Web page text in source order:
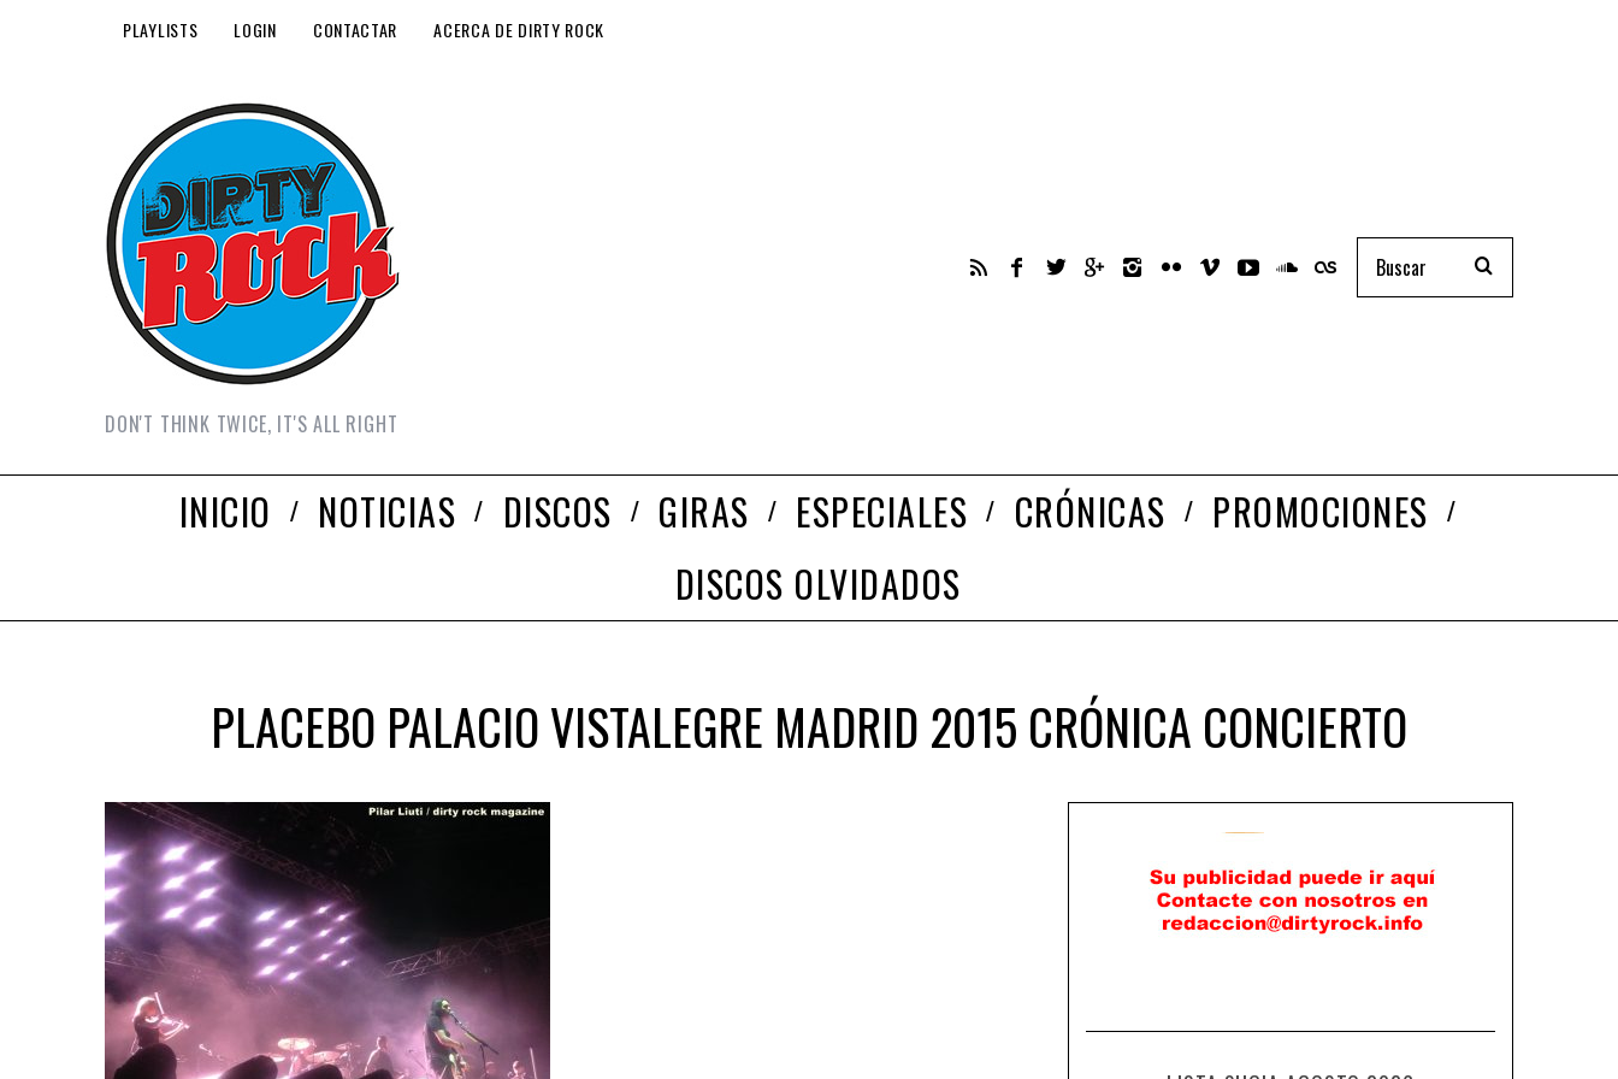
PLAYLISTS LOGIN CONTACTAR ACERCA DE DIRTY ROCK
DON'T THINK TWICE, IT'S ALL RIGHT
INICIO NOTICIAS DISCOS GIRAS ESPECIALES CRÓNICAS
PROMOCIONES
DISCOS OLVIDADOS
PLACEBO PALACIO VISTALEGRE MADRID 2015 CRÓNICA CONCIERTO